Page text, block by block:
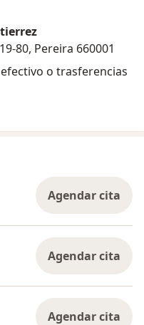
80, Pereira 660001
o trasferencias
Agendar cita
Agendar cita
Agendar cita